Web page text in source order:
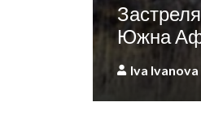
Южна
Iva Ivanova